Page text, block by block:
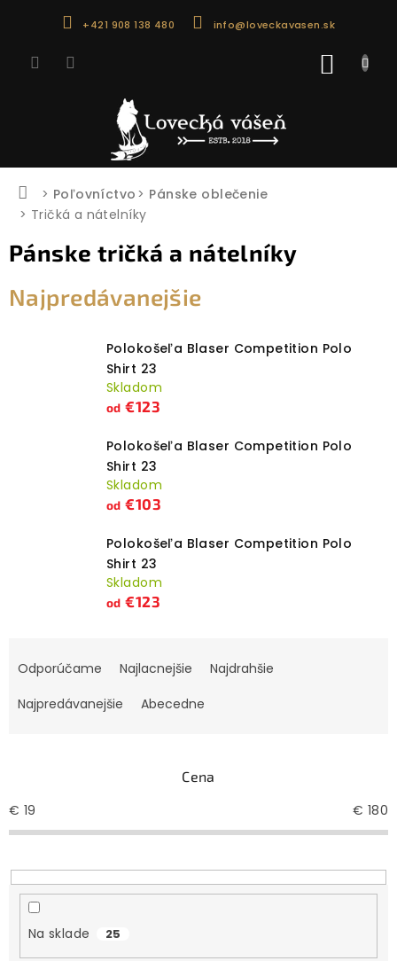
+421 908 138 480 info@loveckavasen.sk
Domov
Poľovníctvo
Pánske oblečenie
Tričká a nátelníky
Pánske tričká a nátelníky
Najpredávanejšie
Polokošeľa Blaser Competition Polo
Shirt 23
Skladom
od €123
Polokošeľa Blaser Competition Polo
Shirt 23
Skladom
od €103
Polokošeľa Blaser Competition Polo
Shirt 23
Skladom
od €123
a
d
p
o
d
Odporúčame Najlacnejšie
Najdrahšie
Najpredávanejšie
Abecedne
Cena
€ 19 € 180
Na sklade 25